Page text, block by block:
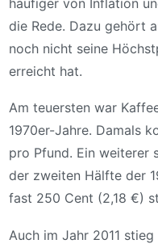
die Rede. Dazu gehört
noch nicht seine
erreicht hat.
Am teuersten war
1970er-Jahre. Damals
pro Pfund. Ein weiterer
der zweiten Hälfte der
fast 250 Cent (2,18 €)
Auch im Jahr 2011